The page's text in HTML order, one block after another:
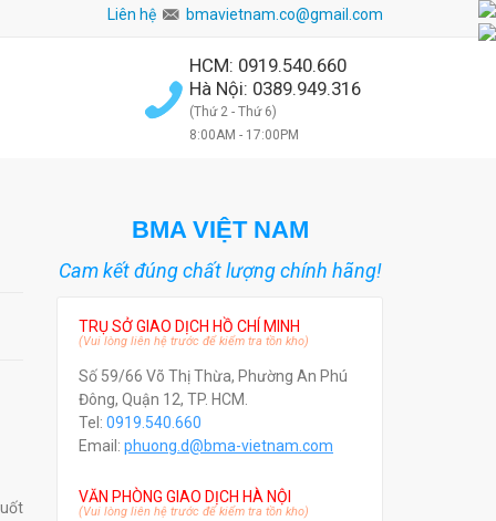
Liên hệ bmavietnam.co@gmail.com
HCM: 0919.540.660
Hà Nội: 0389.949.316
(Thứ 2 - Thứ 6)
8:00AM - 17:00PM
BMA VIỆT NAM
Cam kết đúng chất lượng chính hãng!
TRỤ SỞ GIAO DỊCH HỒ CHÍ MINH
(Vui lòng liên hệ trước để kiểm tra tồn kho)
Số 59/66 Võ Thị Thừa, Phường An Phú
Đông, Quận 12, TP. HCM.
Tel: 0919.540.660
Email: phuong.d@bma-vietnam.com
VĂN PHÒNG GIAO DỊCH HÀ NỘI
(Vui lòng liên hệ trước để kiểm tra tồn kho)